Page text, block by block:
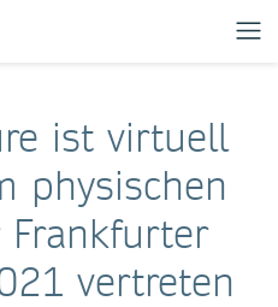
ist virtuell
physischen
vertreten